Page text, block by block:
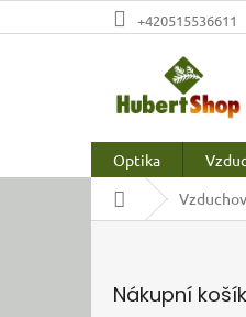
na
+420515536611
Optika
Domů
Nákupní košík